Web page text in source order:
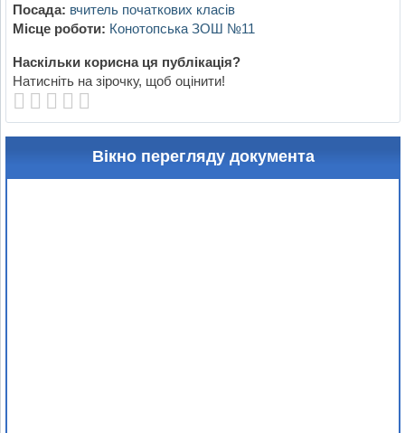
Посада: вчитель початкових класів
Місце роботи: Конотопська ЗОШ №11
Наскільки корисна ця публікація?
Натисніть на зірочку, щоб оцінити!
Вікно перегляду документа